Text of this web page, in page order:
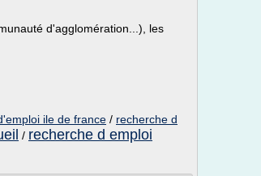
d'agglomération...), les
ile de france / recherche d
/ recherche d emploi